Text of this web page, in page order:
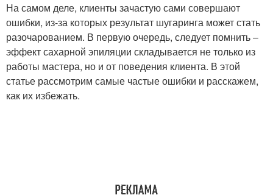
На самом деле, клиенты зачастую сами совершают
ошибки, из-за которых результат шугаринга может стать
разочарованием. В первую очередь, следует помнить –
эффект сахарной эпиляции складывается не только из
работы мастера, но и от поведения клиента. В этой
статье рассмотрим самые частые ошибки и расскажем,
как их избежать.